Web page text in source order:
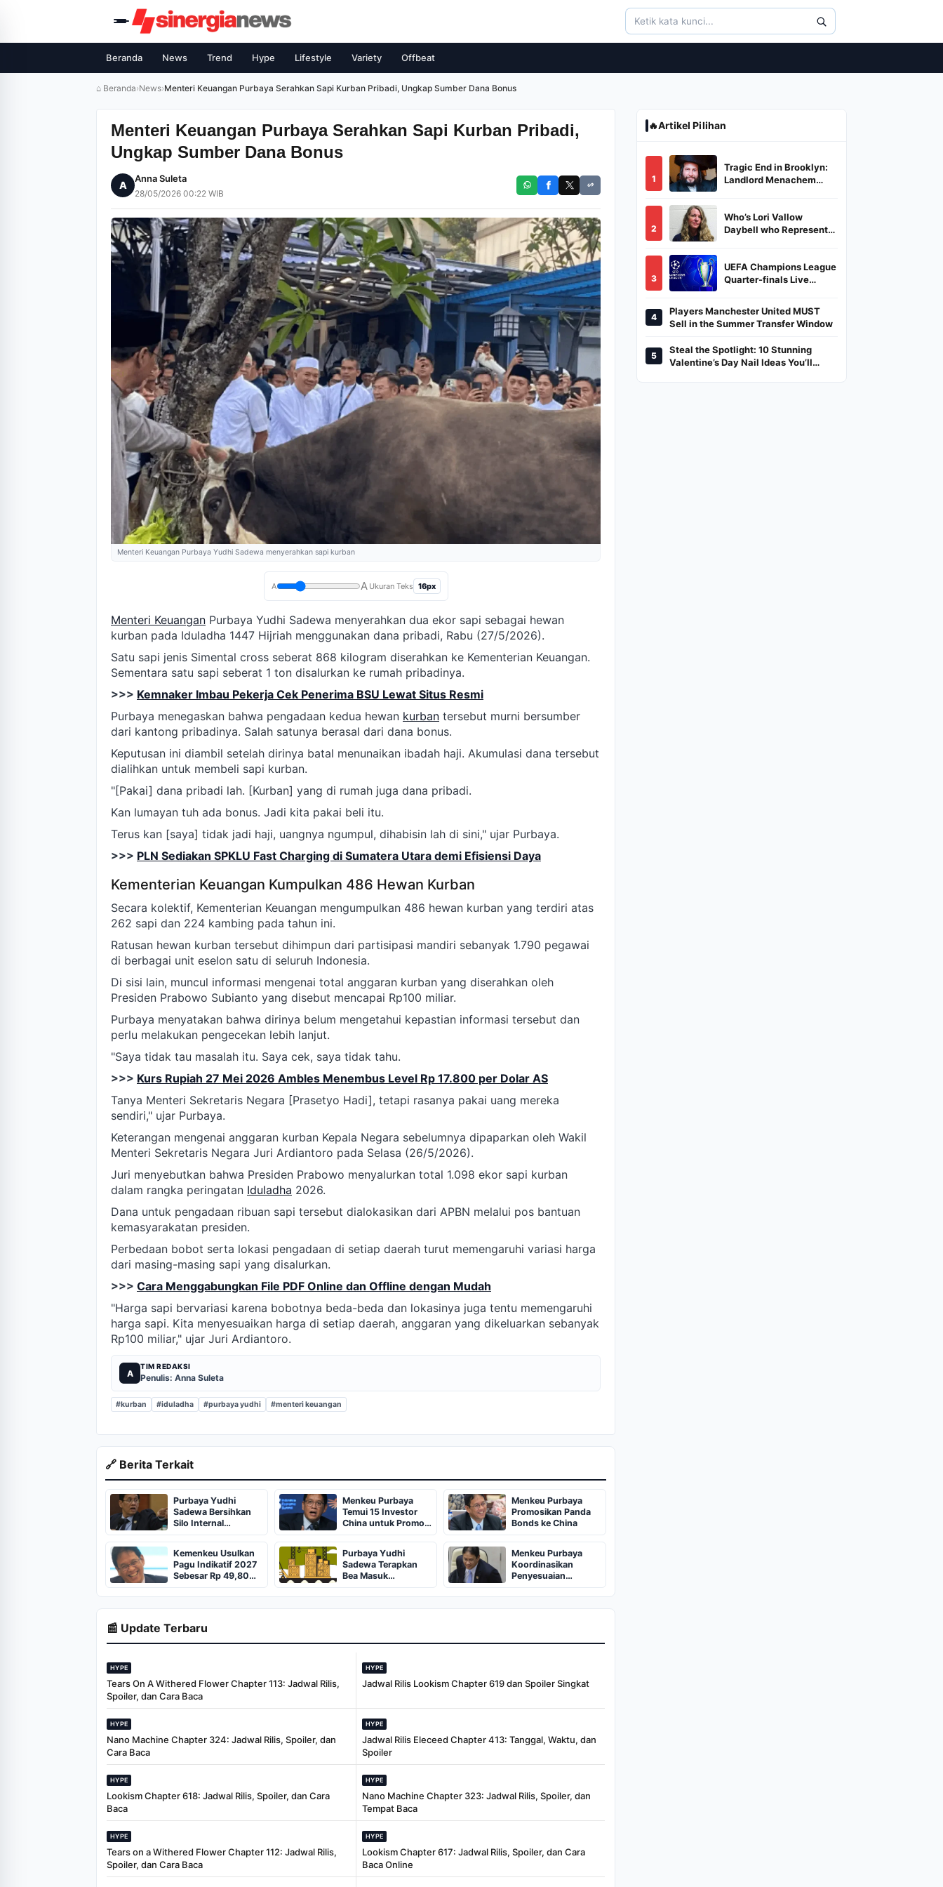
Beranda News Trend Hype Lifestyle Variety Offbeat
⌂ Beranda›News›Menteri Keuangan Purbaya Serahkan Sapi Kurban Pribadi, Ungkap Sumber Dana Bonus
Menteri Keuangan Purbaya Serahkan Sapi Kurban Pribadi,
Ungkap Sumber Dana Bonus
A
Anna Suleta
28/05/2026 00:22 WIB
Menteri Keuangan Purbaya Yudhi Sadewa menyerahkan sapi kurban
A A Ukuran Teks 16px
Menteri Keuangan Purbaya Yudhi Sadewa menyerahkan dua ekor sapi sebagai hewan
kurban pada Iduladha 1447 Hijriah menggunakan dana pribadi, Rabu (27/5/2026).
Satu sapi jenis Simental cross seberat 868 kilogram diserahkan ke Kementerian Keuangan.
Sementara satu sapi seberat 1 ton disalurkan ke rumah pribadinya.
>>> Kemnaker Imbau Pekerja Cek Penerima BSU Lewat Situs Resmi
Purbaya menegaskan bahwa pengadaan kedua hewan kurban tersebut murni bersumber
dari kantong pribadinya. Salah satunya berasal dari dana bonus.
Keputusan ini diambil setelah dirinya batal menunaikan ibadah haji. Akumulasi dana tersebut
dialihkan untuk membeli sapi kurban.
"[Pakai] dana pribadi lah. [Kurban] yang di rumah juga dana pribadi.
Kan lumayan tuh ada bonus. Jadi kita pakai beli itu.
Terus kan [saya] tidak jadi haji, uangnya ngumpul, dihabisin lah di sini," ujar Purbaya.
>>> PLN Sediakan SPKLU Fast Charging di Sumatera Utara demi Efisiensi Daya
Kementerian Keuangan Kumpulkan 486 Hewan Kurban
Secara kolektif, Kementerian Keuangan mengumpulkan 486 hewan kurban yang terdiri atas
262 sapi dan 224 kambing pada tahun ini.
Ratusan hewan kurban tersebut dihimpun dari partisipasi mandiri sebanyak 1.790 pegawai
di berbagai unit eselon satu di seluruh Indonesia.
Di sisi lain, muncul informasi mengenai total anggaran kurban yang diserahkan oleh
Presiden Prabowo Subianto yang disebut mencapai Rp100 miliar.
Purbaya menyatakan bahwa dirinya belum mengetahui kepastian informasi tersebut dan
perlu melakukan pengecekan lebih lanjut.
"Saya tidak tau masalah itu. Saya cek, saya tidak tahu.
>>> Kurs Rupiah 27 Mei 2026 Ambles Menembus Level Rp 17.800 per Dolar AS
Tanya Menteri Sekretaris Negara [Prasetyo Hadi], tetapi rasanya pakai uang mereka
sendiri," ujar Purbaya.
Keterangan mengenai anggaran kurban Kepala Negara sebelumnya dipaparkan oleh Wakil
Menteri Sekretaris Negara Juri Ardiantoro pada Selasa (26/5/2026).
Juri menyebutkan bahwa Presiden Prabowo menyalurkan total 1.098 ekor sapi kurban
dalam rangka peringatan Iduladha 2026.
Dana untuk pengadaan ribuan sapi tersebut dialokasikan dari APBN melalui pos bantuan
kemasyarakatan presiden.
Perbedaan bobot serta lokasi pengadaan di setiap daerah turut memengaruhi variasi harga
dari masing-masing sapi yang disalurkan.
>>> Cara Menggabungkan File PDF Online dan Offline dengan Mudah
"Harga sapi bervariasi karena bobotnya beda-beda dan lokasinya juga tentu memengaruhi
harga sapi. Kita menyesuaikan harga di setiap daerah, anggaran yang dikeluarkan sebanyak
Rp100 miliar," ujar Juri Ardiantoro.
A
TIM REDAKSI
Penulis: Anna Suleta
#kurban #iduladha #purbaya yudhi #menteri keuangan
🔗 Berita Terkait
Purbaya Yudhi
Sadewa Bersihkan
Silo Internal
Kementerian
Keuangan
Menkeu Purbaya
Temui 15 Investor
China untuk Promosi
Panda Bonds
Menkeu Purbaya
Promosikan Panda
Bonds ke China
Kemenkeu Usulkan
Pagu Indikatif 2027
Sebesar Rp 49,80
Triliun
Purbaya Yudhi
Sadewa Terapkan
Bea Masuk
Antidumping Kertas
Karton Impor
Menkeu Purbaya
Koordinasikan
Penyesuaian
Anggaran Makan
Bergizi Gratis
📰 Update Terbaru
HYPE
Tears On A Withered Flower Chapter 113: Jadwal Rilis,
Spoiler, dan Cara Baca
HYPE
Jadwal Rilis Lookism Chapter 619 dan Spoiler Singkat
HYPE
Nano Machine Chapter 324: Jadwal Rilis, Spoiler, dan
Cara Baca
HYPE
Jadwal Rilis Eleceed Chapter 413: Tanggal, Waktu, dan
Spoiler
HYPE
Lookism Chapter 618: Jadwal Rilis, Spoiler, dan Cara
Baca
HYPE
Nano Machine Chapter 323: Jadwal Rilis, Spoiler, dan
Tempat Baca
HYPE
Tears on a Withered Flower Chapter 112: Jadwal Rilis,
Spoiler, dan Cara Baca
HYPE
Lookism Chapter 617: Jadwal Rilis, Spoiler, dan Cara
Baca Online
🔥Artikel Pilihan
1
Tragic End in Brooklyn:
Landlord Menachem
Burned in a Dumpster
2
Who’s Lori Vallow
Daybell who Represents
3
UEFA Champions League
Quarter-finals Live
And Where To Watch
4
Players Manchester United MUST
Sell in the Summer Transfer Window
5
Steal the Spotlight: 10 Stunning
Valentine’s Day Nail Ideas You’ll